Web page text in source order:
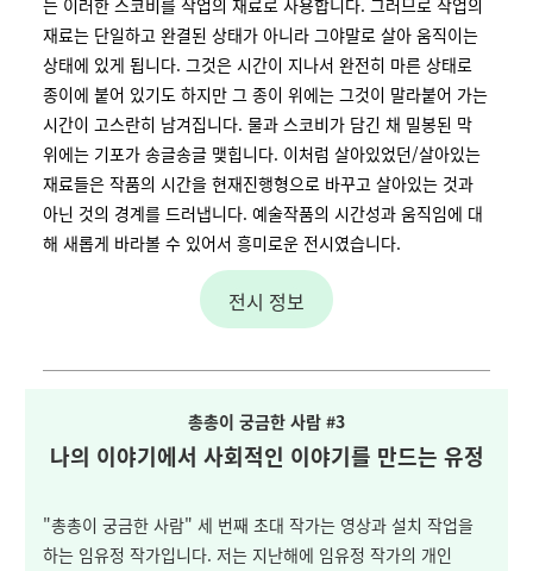
는 이러한 스코비를 작업의 재료로 사용합니다. 그러므로 작업의
재료는 단일하고 완결된 상태가 아니라 그야말로 살아 움직이는
상태에 있게 됩니다. 그것은 시간이 지나서 완전히 마른 상태로
종이에 붙어 있기도 하지만 그 종이 위에는 그것이 말라붙어 가는
시간이 고스란히 남겨집니다. 물과 스코비가 담긴 채 밀봉된 막
위에는 기포가 송글송글 맺힙니다. 이처럼 살아있었던/살아있는
재료들은 작품의 시간을 현재진행형으로 바꾸고 살아있는 것과
아닌 것의 경계를 드러냅니다. 예술작품의 시간성과 움직임에 대
해 새롭게 바라볼 수 있어서 흥미로운 전시였습니다.
전시 정보
총총이 궁금한 사람 #3
나의 이야기에서 사회적인 이야기를 만드는 유정
"총총이 궁금한 사람" 세 번째 초대 작가는 영상과 설치 작업을
하는 임유정 작가입니다. 저는 지난해에 임유정 작가의 개인